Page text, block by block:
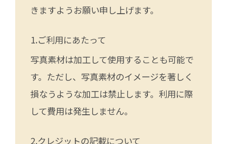
きますようお願い申し上げます。
ご利用にあたって
写真素材は加工して使用することも可能で
す。ただし、写真素材のイメージを著しく
損なうような加工は禁止します。利用に際
して費用は発生しません。
クレジットの記載について